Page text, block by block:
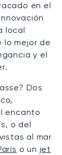
en el
local
lo mejor de
y el
Dos
encanto
o del
al mar
o un jet